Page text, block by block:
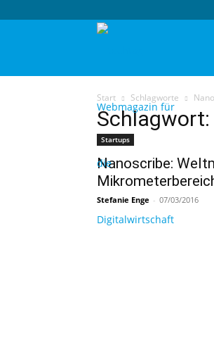
Start Schlagworte
Startups
Nanoscribe:
Stefanie Enge - 07/03/2016